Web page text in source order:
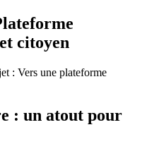
citoyen
: Vers une plateforme
: un atout pour